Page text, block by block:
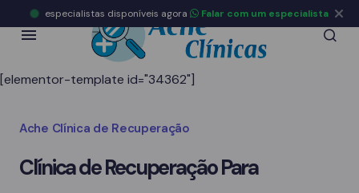
[elementor-template id="34362"]
Ache Clínica de Recuperação
Clínica de Recuperação Para
especialistas disponíveis agora Falar com um especialista